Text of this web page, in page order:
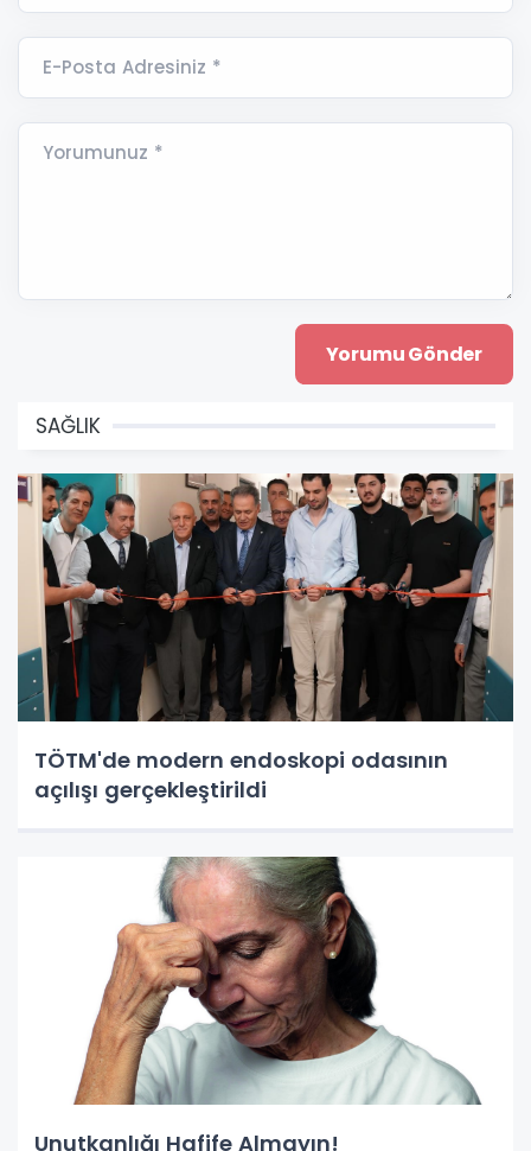
E-Posta Adresiniz *
Yorumunuz *
SAĞLIK
TÖTM'de modern endoskopi odasının
açılışı gerçekleştirildi
Unutkanlığı Hafife Almayın!